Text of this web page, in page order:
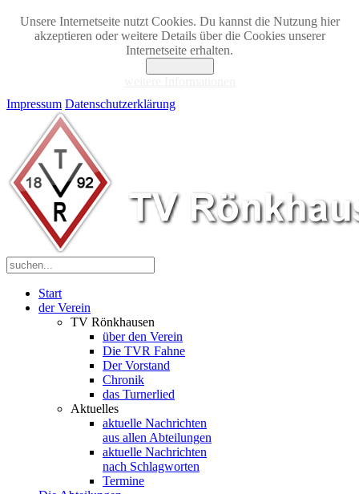
Unsere Internetseite nutzt Cookies. Du kannst die Nutzung hier
akzeptieren oder weitere Details über die Cookies unserer
Internetseite erhalten.
Impressum Datenschutzerklärung
Start
der Verein
TV Rönkhausen
über den Verein
Die TVR Fahne
Der Vorstand
Chronik
das Turnerlied
Aktuelles
aktuelle Nachrichten
aus allen Abteilungen
aktuelle Nachrichten
nach Schlagworten
Termine